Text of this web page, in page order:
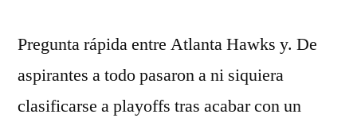
Pregunta rápida entre Atlanta Hawks y. De
aspirantes a todo pasaron a ni siquiera
clasificarse a playoffs tras acabar con un